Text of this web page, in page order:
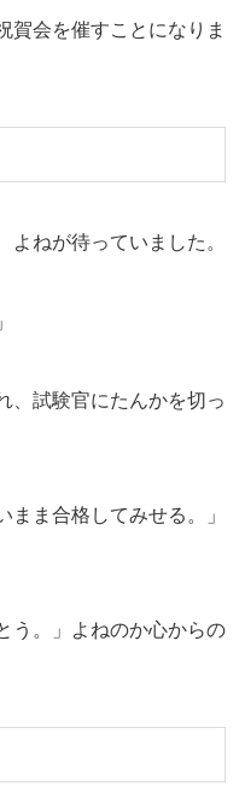
賀会を催すことになりま
ねが待っていました。
、試験官にたんかを切っ
まま合格してみせる。」
う。」よねのか心からの